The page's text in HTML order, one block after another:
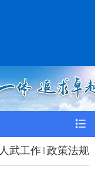
人武工作 政策法规